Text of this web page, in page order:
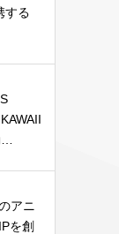
する
アニ
を創